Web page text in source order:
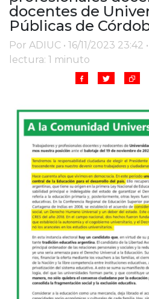
Cruz del
Corredor de
Bell
Río
docentes de
Públicas de
Por ADIUC • 16/11/2023
lectura: 1 minuto